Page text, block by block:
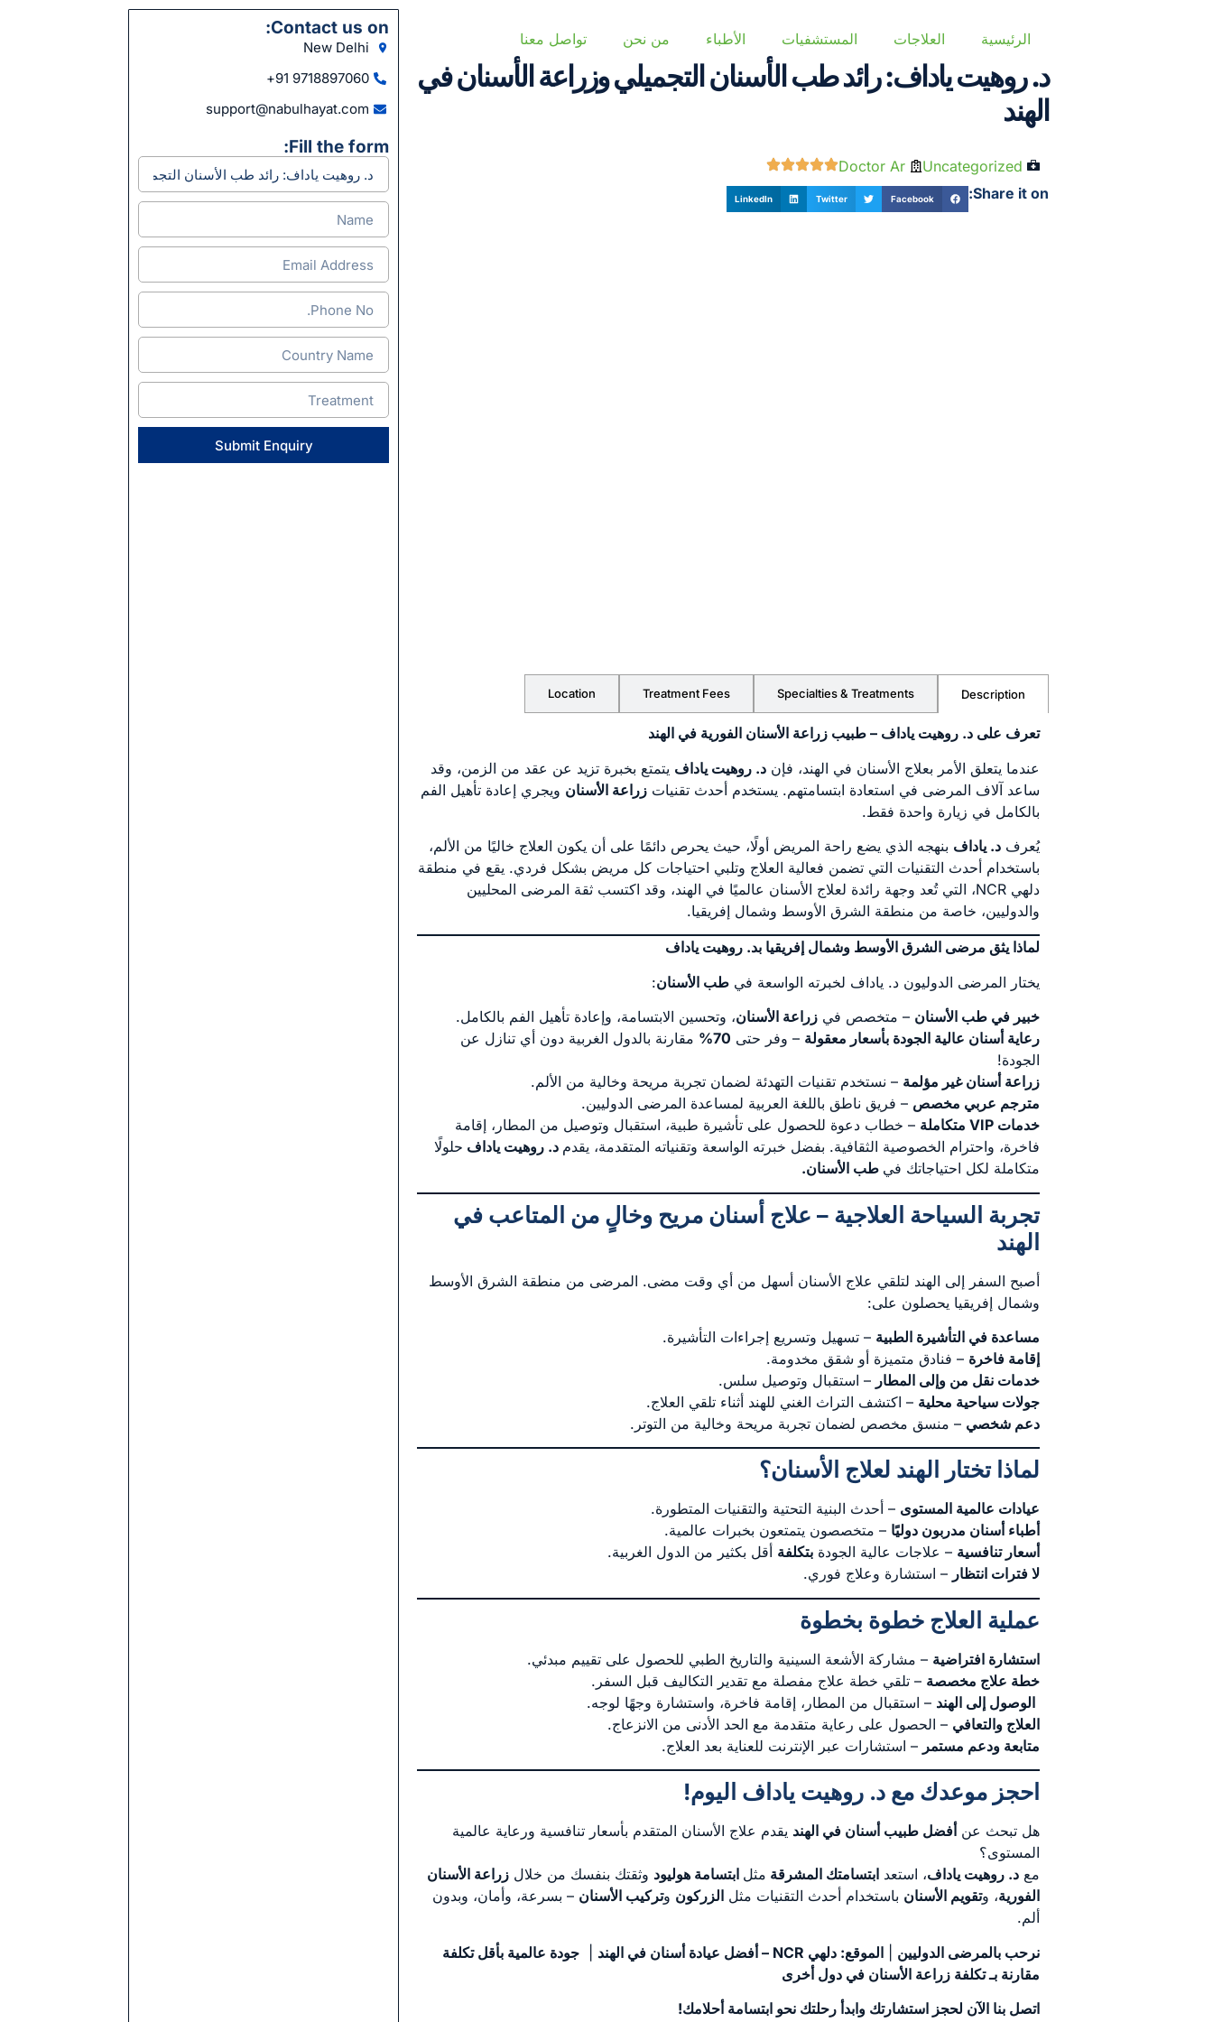
الرئيسية العلاجات المستشفيات الأطباء من نحن تواصل معنا
د. روهيت ياداف: رائد طب الأسنان التجميلي وزراعة الأسنان في
الهند
Uncategorized
Doctor Ar
Share it on:
Facebook
Twitter
LinkedIn
Description
Specialties & Treatments
Treatment Fees
Location
تعرف على د. روهيت ياداف – طبيب زراعة الأسنان الفورية في الهند
عندما يتعلق الأمر بعلاج الأسنان في الهند، فإن د. روهيت ياداف يتمتع بخبرة تزيد عن عقد من الزمن، وقد
ساعد آلاف المرضى في استعادة ابتسامتهم. يستخدم أحدث تقنيات زراعة الأسنان ويجري إعادة تأهيل الفم
بالكامل في زيارة واحدة فقط.
يُعرف د. ياداف بنهجه الذي يضع راحة المريض أولًا، حيث يحرص دائمًا على أن يكون العلاج خاليًا من الألم،
باستخدام أحدث التقنيات التي تضمن فعالية العلاج وتلبي احتياجات كل مريض بشكل فردي. يقع في منطقة
دلهي NCR، التي تُعد وجهة رائدة لعلاج الأسنان عالميًا في الهند، وقد اكتسب ثقة المرضى المحليين
والدوليين، خاصة من منطقة الشرق الأوسط وشمال إفريقيا.
لماذا يثق مرضى الشرق الأوسط وشمال إفريقيا بد. روهيت ياداف
يختار المرضى الدوليون د. ياداف لخبرته الواسعة في طب الأسنان:
خبير في طب الأسنان – متخصص في زراعة الأسنان، وتحسين الابتسامة، وإعادة تأهيل الفم بالكامل.
رعاية أسنان عالية الجودة بأسعار معقولة – وفر حتى 70%
مقارنة بالدول الغربية دون أي تنازل عن
الجودة!
زراعة أسنان غير مؤلمة – نستخدم تقنيات التهدئة لضمان تجربة مريحة وخالية من الألم.
مترجم عربي مخصص – فريق ناطق باللغة العربية لمساعدة المرضى الدوليين.
خدمات
متكاملة – خطاب دعوة للحصول على تأشيرة طبية، استقبال وتوصيل من المطار، إقامة
فاخرة، واحترام الخصوصية الثقافية. بفضل خبرته الواسعة وتقنياته المتقدمة، يقدم د. روهيت ياداف حلولًا
متكاملة لكل احتياجاتك في طب الأسنان.
تجربة السياحة العلاجية – علاج أسنان مريح وخالٍ من المتاعب في
الهند
أصبح السفر إلى الهند لتلقي علاج الأسنان أسهل من أي وقت مضى. المرضى من منطقة الشرق الأوسط
وشمال إفريقيا يحصلون على:
مساعدة في التأشيرة الطبية – تسهيل وتسريع إجراءات التأشيرة.
إقامة فاخرة – فنادق متميزة أو شقق مخدومة.
خدمات نقل من وإلى المطار – استقبال وتوصيل سلس.
جولات سياحية محلية – اكتشف التراث الغني للهند أثناء تلقي العلاج.
دعم شخصي – منسق مخصص لضمان تجربة مريحة وخالية من التوتر.
لماذا تختار الهند لعلاج الأسنان؟
عيادات عالمية المستوى – أحدث البنية التحتية والتقنيات المتطورة.
أطباء أسنان مدربون دوليًا – متخصصون يتمتعون بخبرات عالمية.
أسعار تنافسية – علاجات عالية الجودة بتكلفة أقل بكثير من الدول الغربية.
لا فترات انتظار – استشارة وعلاج فوري.
عملية العلاج خطوة بخطوة
استشارة افتراضية – مشاركة الأشعة السينية والتاريخ الطبي للحصول على تقييم مبدئي.
خطة علاج مخصصة – تلقي خطة علاج مفصلة مع تقدير التكاليف قبل السفر.
الوصول إلى الهند – استقبال من المطار، إقامة فاخرة، واستشارة وجهًا لوجه.
العلاج والتعافي – الحصول على رعاية متقدمة مع الحد الأدنى من الانزعاج.
متابعة ودعم مستمر – استشارات عبر الإنترنت للعناية بعد العلاج.
احجز موعدك مع د. روهيت ياداف اليوم!
هل تبحث عن أفضل طبيب أسنان في الهند يقدم علاج الأسنان المتقدم بأسعار تنافسية ورعاية عالمية
المستوى؟
مع د. روهيت ياداف، استعد ابتسامتك المشرقة مثل ابتسامة هوليود وثقتك بنفسك من خلال زراعة الأسنان
الفورية، وتقويم الأسنان باستخدام أحدث التقنيات مثل الزركون وتركيب الأسنان – بسرعة، وأمان، وبدون
ألم.
نرحب بالمرضى الدوليين
الموقع: دلهي أفضل عيادة أسنان في الهند
جودة عالمية بأقل تكلفة
مقارنة بـ تكلفة زراعة الأسنان في دول أخرى
اتصل بنا الآن لحجز استشارتك وابدأ رحلتك نحو ابتسامة أحلامك!
Contact us on:
New Delhi
9718897060 91+
support@nabulhayat.com
Fill the form:
Submit Enquiry